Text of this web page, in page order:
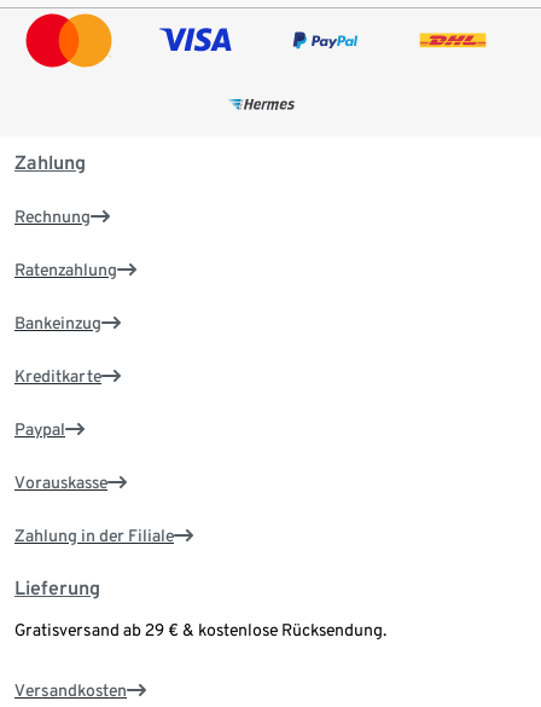
Zahlung
Rechnung
Ratenzahlung
Bankeinzug
Kreditkarte
Paypal
Vorauskasse
Zahlung in der Filiale
Lieferung
Gratisversand ab 29 € & kostenlose Rücksendung.
Versandkosten